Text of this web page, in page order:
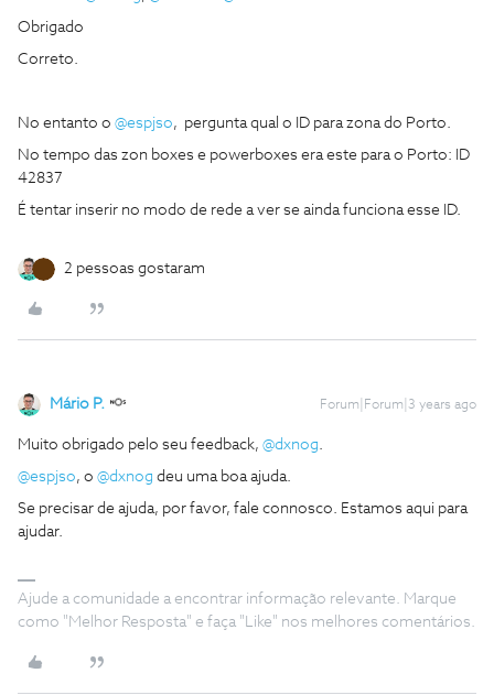
Obrigado
Correto.
No entanto o @espjso, pergunta qual o ID para zona do Porto.
No tempo das zon boxes e powerboxes era este para o Porto: ID
42837
É tentar inserir no modo de rede a ver se ainda funciona esse ID.
2 pessoas gostaram
Mário P. Forum|Forum|3 years ago
Muito obrigado pelo seu feedback, @dxnog.
@espjso, o @dxnog deu uma boa ajuda.
Se precisar de ajuda, por favor, fale connosco. Estamos aqui para
ajudar.
Ajude a comunidade a encontrar informação relevante. Marque
como "Melhor Resposta" e faça "Like" nos melhores comentários.